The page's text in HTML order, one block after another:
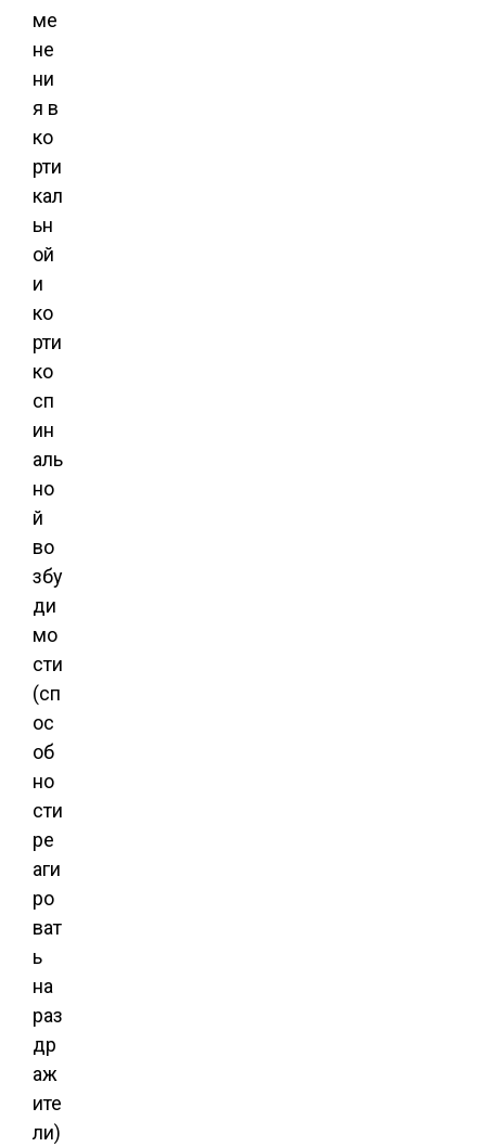
ме
не
ни
я в
ко
рти
кал
ьн
ой
и
ко
рти
ко
сп
ин
аль
но
й
во
збу
ди
мо
сти
(сп
ос
об
но
сти
ре
аги
ро
ват
ь
на
раз
др
аж
ите
ли)